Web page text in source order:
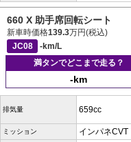
660 X 助手席回転シート
新車時価格139.3万円(税込)
JC08
-km/L
満タンでどこまで走る？
-km
排気量 659cc
ミッション インパネCVT